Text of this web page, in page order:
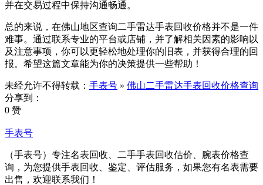
并在交易过程中保持沟通畅通。
总的来说，在佛山地区查询二手雷达手表回收价格并不是一件
难事。通过联系专业的平台或店铺，并了解相关因素的影响以
及注意事项，你可以更轻松地处理你的旧表，并获得合理的回
报。希望这篇文章能为你的决策提供一些帮助！
未经允许不得转载： 手表号 » 佛山二手雷达手表回收价格查询
分享到：
0 赞
手表号
（手表号）专注名表回收、二手手表回收估价、腕表价格查
询，为您提供手表回收、鉴定、评估服务，如果您有名表需要
出售，欢迎联系我们！